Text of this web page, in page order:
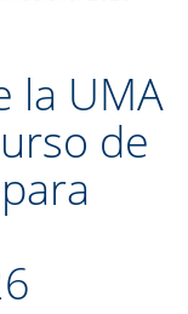
la UMA
de